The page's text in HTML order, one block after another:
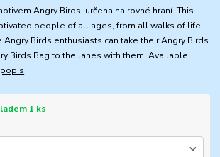
Angry Birds, určena na rovné hraní This
people of all ages, from all walks of life!
Birds enthusiasts can take their Angry Birds
Birds Bag to the lanes with them! Available
1 ks